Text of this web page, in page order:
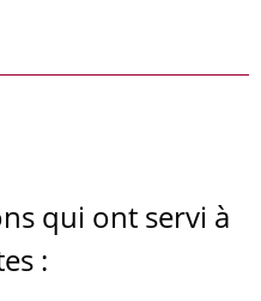
qui ont servi à
: